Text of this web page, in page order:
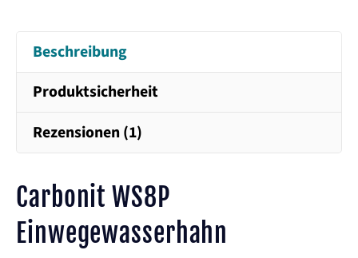
Beschreibung
Produktsicherheit
Rezensionen (1)
Carbonit WS8P
Einwegewasserhahn